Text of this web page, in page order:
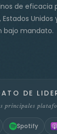
de eficacia
bajo mandato.
DE
principales
Spotify